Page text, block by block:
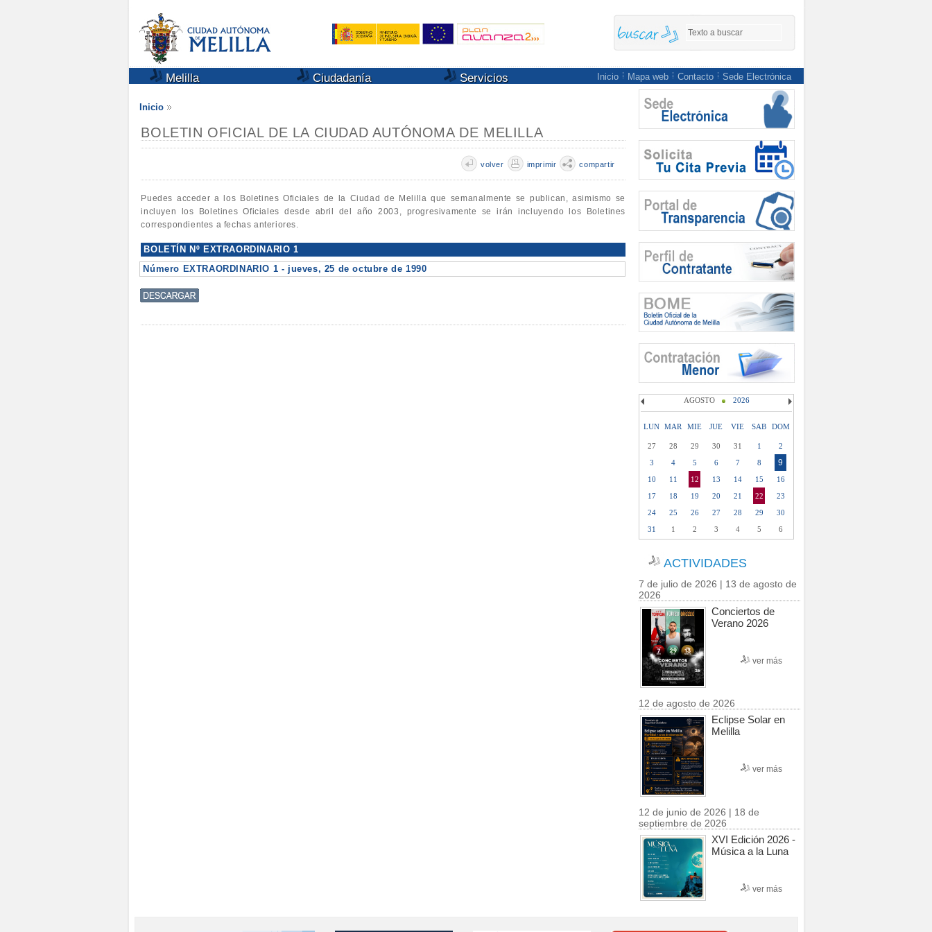
Melilla Ciudadanía Servicios Inicio Mapa web Contacto Sede Electrónica
Inicio
BOLETIN OFICIAL DE LA CIUDAD AUTÓNOMA DE MELILLA
volver imprimir compartir
Puedes acceder a los Boletines Oficiales de la Ciudad de Melilla que semanalmente se publican, asimismo se
incluyen los Boletines Oficiales desde abril del año 2003, progresivamente se irán incluyendo los Boletines
correspondientes a fechas anteriores.
BOLETÍN Nº EXTRAORDINARIO 1
Número EXTRAORDINARIO 1 - jueves, 25 de octubre de 1990
AGOSTO 2026
LUN MAR MIE JUE VIE SAB DOM
27 28 29 30 31 1
2
3
4 5 6 7 8 9
10 11 12 13 14 15
16
17
18 19 20 21 22
23
24
25 26 27 28 29
30
31
1 2 3 4 5 6
ACTIVIDADES
7 de julio de 2026 | 13 de agosto de
2026
Conciertos de
Verano 2026
ver más
12 de agosto de 2026
Eclipse Solar en
Melilla
ver más
12 de junio de 2026 | 18 de
septiembre de 2026
XVI Edición 2026 -
Música a la Luna
ver más